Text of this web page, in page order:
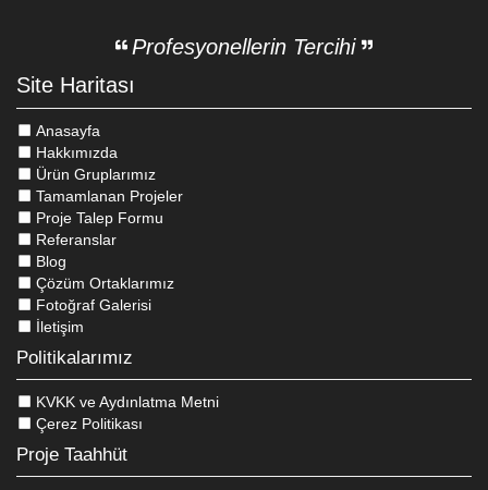
Profesyonellerin Tercihi
Site Haritası
Anasayfa
Hakkımızda
Ürün Gruplarımız
Tamamlanan Projeler
Proje Talep Formu
Referanslar
Blog
Çözüm Ortaklarımız
Fotoğraf Galerisi
İletişim
Politikalarımız
KVKK ve Aydınlatma Metni
Çerez Politikası
Proje Taahhüt